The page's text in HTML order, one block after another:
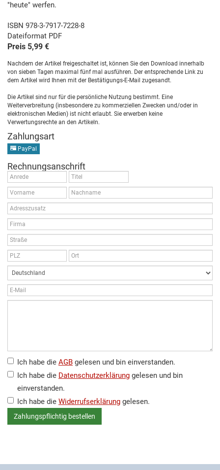
"heute" werfen.
ISBN 978-3-7917-7228-8
Dateiformat PDF
Preis 5,99 €
Nachdem der Artikel freigeschaltet ist, können Sie den Download innerhalb
von sieben Tagen maximal fünf mal ausführen. Der entsprechende Link zu
dem Artikel wird Ihnen mit der Bestätigungs-E-Mail zugesandt.
Die Artikel sind nur für die persönliche Nutzung bestimmt. Eine
Weiterverbreitung (insbesondere zu kommerziellen Zwecken und/oder in
elektronischen Medien) ist nicht erlaubt. Sie erwerben keine
Verwertungsrechte an den Artikeln.
Zahlungsart
PayPal
Rechnungsanschrift
Ich habe die AGB gelesen und bin einverstanden.
Ich habe die Datenschutzerklärung gelesen und bin
einverstanden.
Ich habe die Widerrufserklärung gelesen.